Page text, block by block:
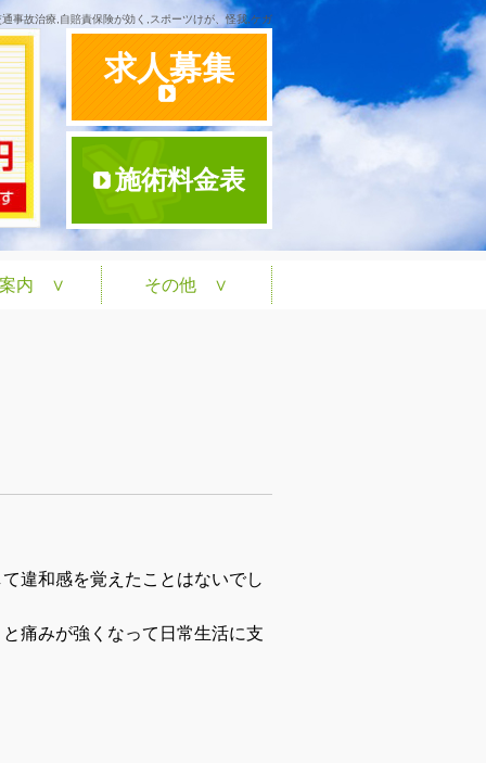
事故治療,自賠責保険が効く,スポーツけが、怪我,ケガ
求人募集
施術料金表
案内 ∨ その他 ∨
違和感を覚えたことはないでし
痛みが強くなって日常生活に支